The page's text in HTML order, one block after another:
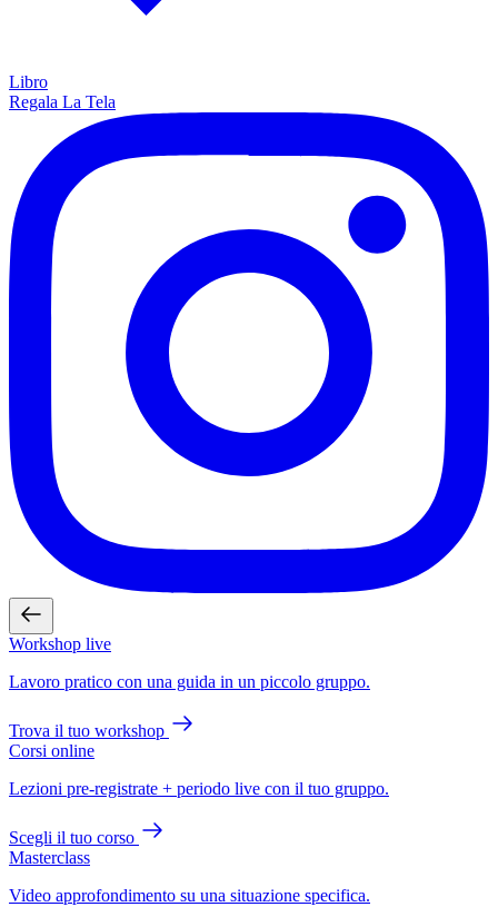
Libro
Regala La Tela
Workshop live
Lavoro pratico con una guida in un piccolo gruppo.
Trova il tuo workshop
Corsi online
Lezioni pre-registrate + periodo live con il tuo gruppo.
Scegli il tuo corso
Masterclass
Video approfondimento su una situazione specifica.